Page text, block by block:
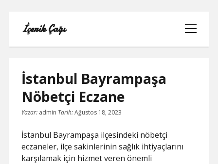
İçerik Çağı
menüyü
aç
LISTE
SAYFA LISTESI
İstanbul Bayrampaşa
Nöbetçi Eczane
Yazar: admin Tarih:Ağustos 18, 2023
İstanbul Bayrampaşa ilçesindeki nöbetçi
eczaneler, ilçe sakinlerinin sağlık ihtiyaçlarını
karşılamak için hizmet veren önemli